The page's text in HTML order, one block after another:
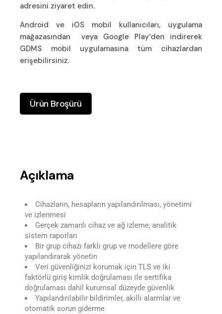
adresini ziyaret edin.
Android ve iOS mobil kullanıcıları, uygulama
mağazasından veya Google Play’den indirerek
GDMS mobil uygulamasına tüm cihazlardan
erişebilirsiniz.
Ürün Broşürü
Açıklama
Cihazların, hesapların yapılandırılması, yönetimi
ve izlenmesi
Gerçek zamanlı cihaz ve ağ izleme; analitik
sistem raporları
Bir grup cihazı farklı grup ve modellere göre
yapılandırarak yönetin
Veri güvenliğinizi korumak için TLS ve iki
faktörlü giriş kimlik doğrulaması ile sertifika
doğrulaması dahil kurumsal düzeyde güvenlik
Yapılandırılabilir bildirimler, akıllı alarmlar ve
otomatik sorun giderme